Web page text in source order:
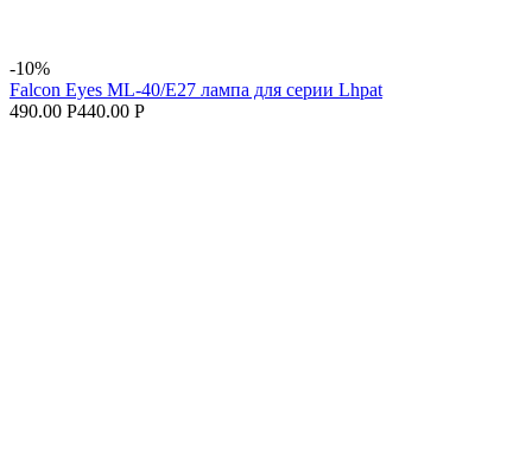
-10%
Falcon Eyes ML-40/E27 лампа для серии Lhpat
490.00 Р440.00 Р